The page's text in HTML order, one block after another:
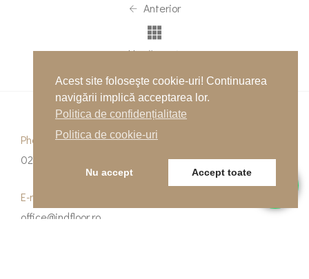
Anterior
Următor
Phone
0262-215334
E-mail
office@indfloor.ro
Acest site foloseşte cookie-uri! Continuarea
navigării implică acceptarea lor.
Politica de confidențialitate
Politica de cookie-uri
Nu accept Accept toate